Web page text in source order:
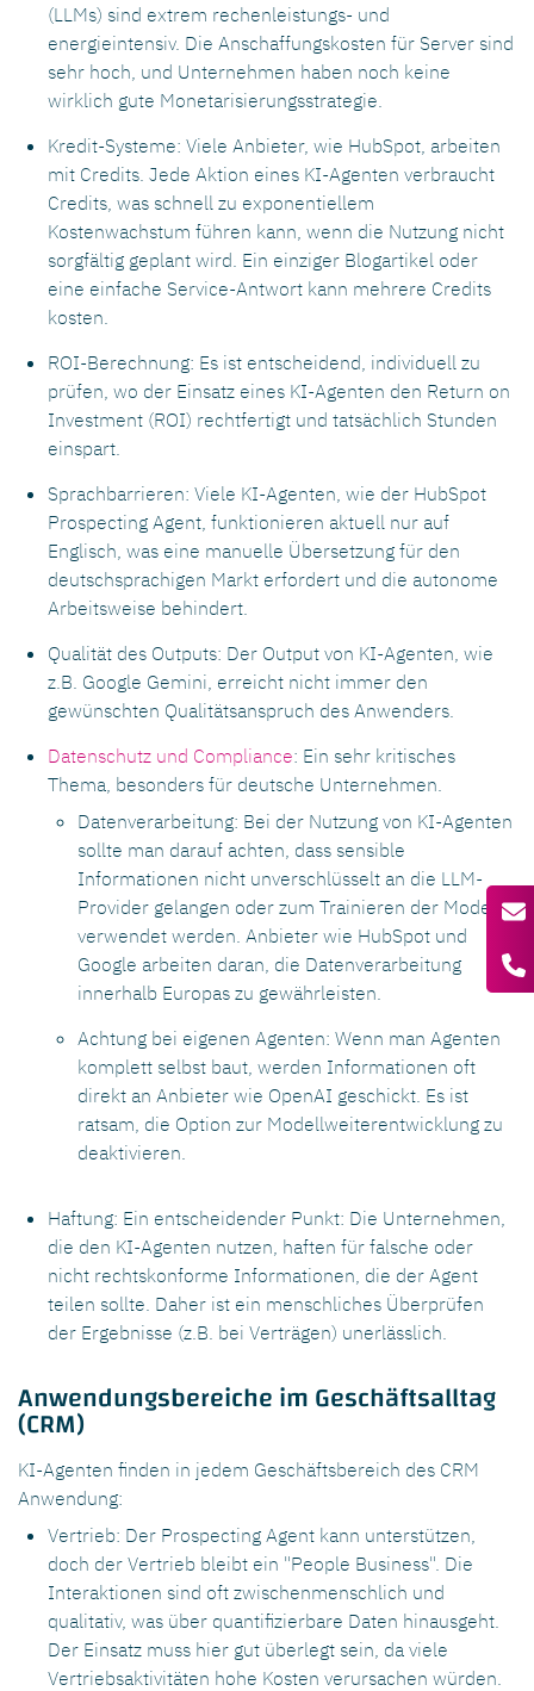
(LLMs) sind extrem rechenleistungs- und
energieintensiv. Die Anschaffungskosten für Server sind
sehr hoch, und Unternehmen haben noch keine
wirklich gute Monetarisierungsstrategie.
Kredit-Systeme: Viele Anbieter, wie HubSpot, arbeiten
mit Credits. Jede Aktion eines KI-Agenten verbraucht
Credits, was schnell zu exponentiellem
Kostenwachstum führen kann, wenn die Nutzung nicht
sorgfältig geplant wird. Ein einziger Blogartikel oder
eine einfache Service-Antwort kann mehrere Credits
kosten.
ROI-Berechnung: Es ist entscheidend, individuell zu
prüfen, wo der Einsatz eines KI-Agenten den Return on
Investment (ROI) rechtfertigt und tatsächlich Stunden
einspart.
Sprachbarrieren: Viele KI-Agenten, wie der HubSpot
Prospecting Agent, funktionieren aktuell nur auf
Englisch, was eine manuelle Übersetzung für den
deutschsprachigen Markt erfordert und die autonome
Arbeitsweise behindert.
Qualität des Outputs: Der Output von KI-Agenten, wie
z.B. Google Gemini, erreicht nicht immer den
gewünschten Qualitätsanspruch des Anwenders.
Datenschutz und Compliance: Ein sehr kritisches
Thema, besonders für deutsche Unternehmen.
Datenverarbeitung: Bei der Nutzung von KI-Agenten
sollte man darauf achten, dass sensible
Informationen nicht unverschlüsselt an die LLM-
Provider gelangen oder zum Trainieren der Modelle
verwendet werden. Anbieter wie HubSpot und
Google arbeiten daran, die Datenverarbeitung
innerhalb Europas zu gewährleisten.
Achtung bei eigenen Agenten: Wenn man Agenten
komplett selbst baut, werden Informationen oft
direkt an Anbieter wie OpenAI geschickt. Es ist
ratsam, die Option zur Modellweiterentwicklung zu
deaktivieren.
Haftung: Ein entscheidender Punkt: Die Unternehmen,
die den KI-Agenten nutzen, haften für falsche oder
nicht rechtskonforme Informationen, die der Agent
teilen sollte. Daher ist ein menschliches Überprüfen
der Ergebnisse (z.B. bei Verträgen) unerlässlich.
Anwendungsbereiche im Geschäftsalltag
(CRM)
KI-Agenten finden in jedem Geschäftsbereich des CRM
Anwendung:
Vertrieb: Der Prospecting Agent kann unterstützen,
doch der Vertrieb bleibt ein "People Business". Die
Interaktionen sind oft zwischenmenschlich und
qualitativ, was über quantifizierbare Daten hinausgeht.
Der Einsatz muss hier gut überlegt sein, da viele
Vertriebsaktivitäten hohe Kosten verursachen würden.